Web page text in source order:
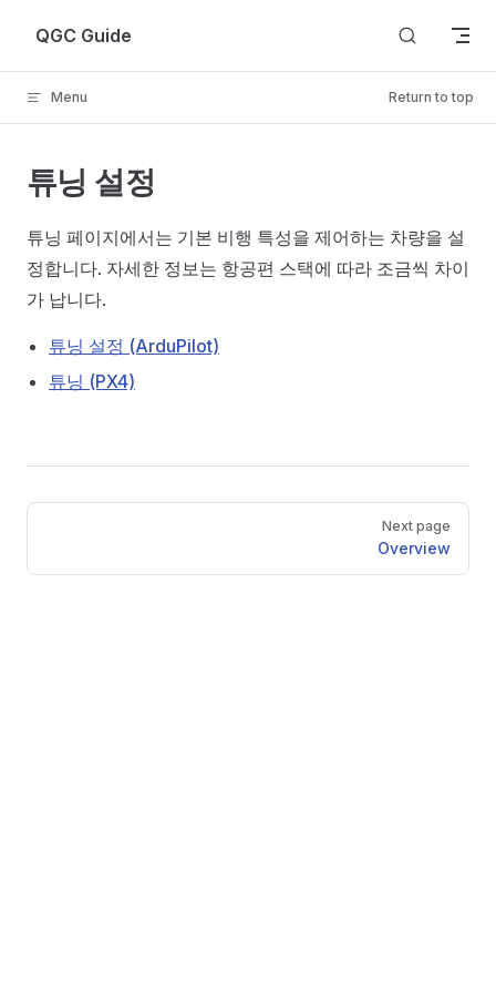
Skip to content
QGC Guide
Menu Return to top
튜닝 설정
튜닝 페이지에서는 기본 비행 특성을 제어하는 차량을 설
정합니다. 자세한 정보는 항공편 스택에 따라 조금씩 차이
가 납니다.
튜닝 설정 (ArduPilot)
튜닝 (PX4)
Pager
Next page
Overview